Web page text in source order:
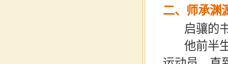
二、师承渊
启骧的书
他前半生